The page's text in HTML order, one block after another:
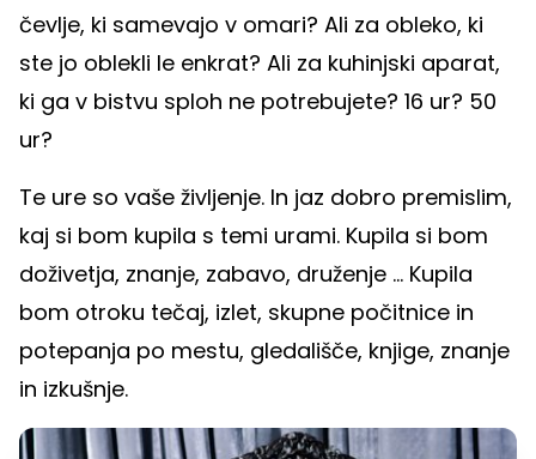
čevlje, ki samevajo v omari? Ali za obleko, ki
ste jo oblekli le enkrat? Ali za kuhinjski aparat,
ki ga v bistvu sploh ne potrebujete? 16 ur? 50
ur?
Te ure so vaše življenje. In jaz dobro premislim,
kaj si bom kupila s temi urami. Kupila si bom
doživetja, znanje, zabavo, druženje ... Kupila
bom otroku tečaj, izlet, skupne počitnice in
potepanja po mestu, gledališče, knjige, znanje
in izkušnje.